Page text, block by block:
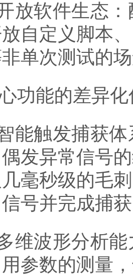
软件生态：
自定义脚本
单次测试的
能的差异化
触发捕获体
发异常信号
毫秒级的毛
号并完成捕
波形分析能
参数的测量